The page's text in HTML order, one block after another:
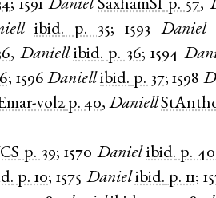
; 1591 Daniel SaxhamSf p. 57,
ibid. p. 35;1593 Daniel
, Daniell ibid. p. 36;1594
; 1596 Daniell ibid. p. 37;1598
vol2 p. 40,Daniell
p. 39;1570 Daniel ibid. p. 40
p. 10;1575 Daniel ibid. p. 11;